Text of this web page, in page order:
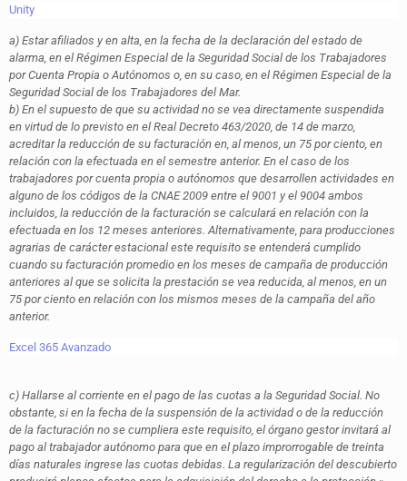
Unity
a) Estar afiliados y en alta, en la fecha de la declaración del estado de
alarma, en el Régimen Especial de la Seguridad Social de los Trabajadores
por Cuenta Propia o Autónomos o, en su caso, en el Régimen Especial de la
Seguridad Social de los Trabajadores del Mar.
b) En el supuesto de que su actividad no se vea directamente suspendida
en virtud de lo previsto en el Real Decreto 463/2020, de 14 de marzo,
acreditar la reducción de su facturación en, al menos, un 75 por ciento, en
relación con la efectuada en el semestre anterior. En el caso de los
trabajadores por cuenta propia o autónomos que desarrollen actividades en
alguno de los códigos de la CNAE 2009 entre el 9001 y el 9004 ambos
incluidos, la reducción de la facturación se calculará en relación con la
efectuada en los 12 meses anteriores. Alternativamente, para producciones
agrarias de carácter estacional este requisito se entenderá cumplido
cuando su facturación promedio en los meses de campaña de producción
anteriores al que se solicita la prestación se vea reducida, al menos, en un
75 por ciento en relación con los mismos meses de la campaña del año
anterior.
Excel 365 Avanzado
c) Hallarse al corriente en el pago de las cuotas a la Seguridad Social. No
obstante, si en la fecha de la suspensión de la actividad o de la reducción
de la facturación no se cumpliera este requisito, el órgano gestor invitará al
pago al trabajador autónomo para que en el plazo improrrogable de treinta
días naturales ingrese las cuotas debidas. La regularización del descubierto